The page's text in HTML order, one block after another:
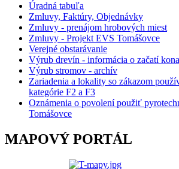
Úradná tabuľa
Zmluvy, Faktúry, Objednávky
Zmluvy - prenájom hrobových miest
Zmluvy - Projekt EVS Tomášovce
Verejné obstarávanie
Výrub drevín - informácia o začatí
Výrub stromov - archív
Zariadenia a lokality so zákazom
kategórie F2 a F3
Oznámenia o povolení použiť
Tomášovce
MAPOVÝ PORTÁL